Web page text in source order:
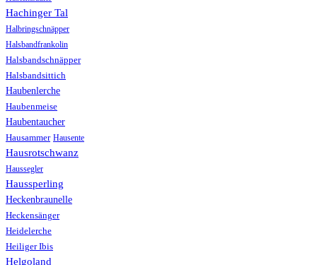
Hachinger Tal
Halbringschnäpper
Halsbandfrankolin
Halsbandschnäpper
Halsbandsittich
Haubenlerche
Haubenmeise
Haubentaucher
Hausammer Hausente
Hausrotschwanz
Haussegler
Haussperling
Heckenbraunelle
Heckensänger
Heidelerche
Heiliger Ibis
Helgoland